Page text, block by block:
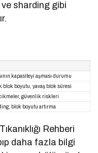
sharding gibi
kapasiteyi aşması durumu
boyutu, yavaş blok süresi
güvenlik riskleri
blok boyutu artırma
Rehberi
daha fazla bilgi